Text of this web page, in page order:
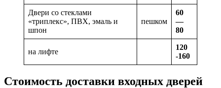
Двери со стеклами
«триплекс», ПВХ, эмаль и
шпон
пешком
60
—
80
на лифте
120
-160
Стоимость доставки входных дверей